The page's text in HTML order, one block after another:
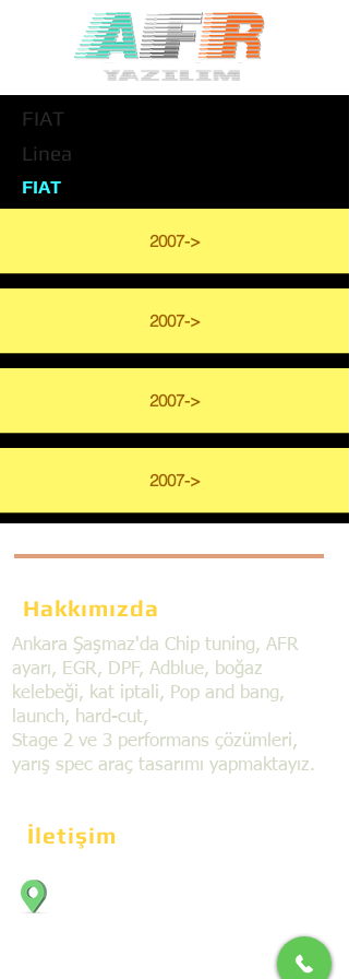
FIAT
Linea
FIAT
2007->
2007->
2007->
2007->
Hakkımızda
Ankara Şaşmaz'da Chip tuning, AFR
ayarı, EGR, DPF, Adblue, boğaz
kelebeği, kat iptali, Pop and bang,
launch, hard-cut,
Stage 2 ve 3 performans çözümleri,
yarış spec araç tasarımı yapmaktayız.
İletişim